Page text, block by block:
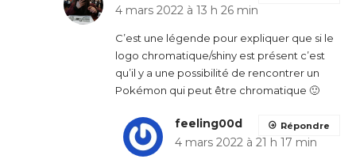
4 mars 2022 à 13 h 26 min
C’est une légende pour expliquer que si le
logo chromatique/shiny est présent c’est
qu’il y a une possibilité de rencontrer un
Pokémon qui peut être chromatique 🙂
feeling00d
4 mars 2022 à 21 h 17 min
Répondre